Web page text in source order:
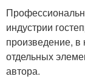
индустрии
произведение, в
отдельных
автора.